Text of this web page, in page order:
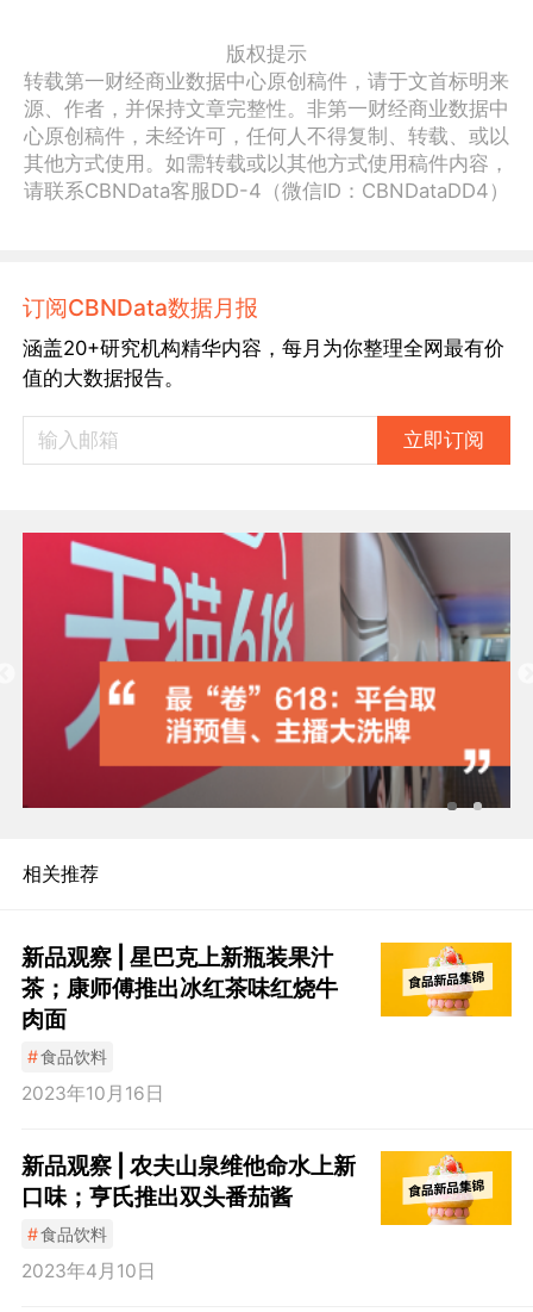
版权提示
转载第一财经商业数据中心原创稿件，请于文首标明来
源、作者，并保持文章完整性。非第一财经商业数据中
心原创稿件，未经许可，任何人不得复制、转载、或以
其他方式使用。如需转载或以其他方式使用稿件内容，
请联系CBNData客服DD-4（微信ID：CBNDataDD4）
订阅CBNData数据月报
涵盖20+研究机构精华内容，每月为你整理全网最有价
值的大数据报告。
立即订阅
相关推荐
新品观察 | 星巴克上新瓶装果汁
茶；康师傅推出冰红茶味红烧牛
肉面
#食品饮料
2023年10月16日
新品观察 | 农夫山泉维他命水上新
口味；亨氏推出双头番茄酱
#食品饮料
2023年4月10日